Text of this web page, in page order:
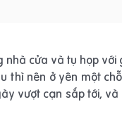
nhà cửa và tụ họp với
thì nên ở yên một
vượt cạn sắp tới, và